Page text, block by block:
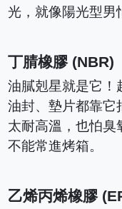
光，就像陽光型男
丁腈橡膠 (NBR)
油膩剋星就是它！
油封、墊片都靠它
太耐高溫，也怕臭
不能常進烤箱。
乙烯丙烯橡膠